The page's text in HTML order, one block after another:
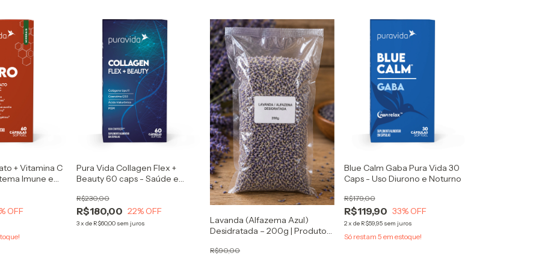
+ Vitamina C
Imune e
% OFF
Pura Vida Collagen Flex +
Beauty 60 caps - Saúde e
R$180,00
R$230,00
22% OFF
3x de R$60,00 sem juros
Lavanda (Alfazema Azul)
Desidratada – 200g | Produto
R$90,00
Blue Calm Gaba Pura Vida 30
Caps - Uso Diurono e Noturno
R$119,90
R$179,00
33% OFF
2x de R$59,95 sem juros
Só restam 5 em estoque!